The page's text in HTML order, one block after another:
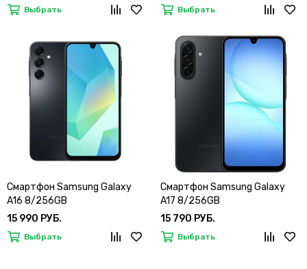
Выбрать Выбрать
Смартфон Samsung Galaxy
A16 8/256GB
15 990 РУБ.
Выбрать
Смартфон Samsung Galaxy
A17 8/256GB
15 790 РУБ.
Выбрать